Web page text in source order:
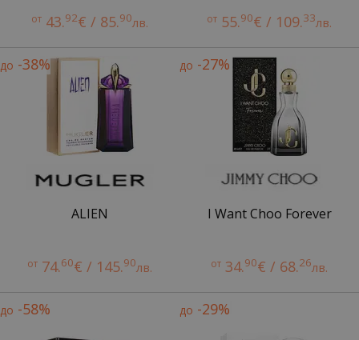
от 43.92€ / 85.90лв. от 55.90€ / 109.33лв.
до -38%
ALIEN
от 74.60€ / 145.90лв.
до -27%
I Want Choo Forever
от 34.90€ / 68.26лв.
до -58% до -29%